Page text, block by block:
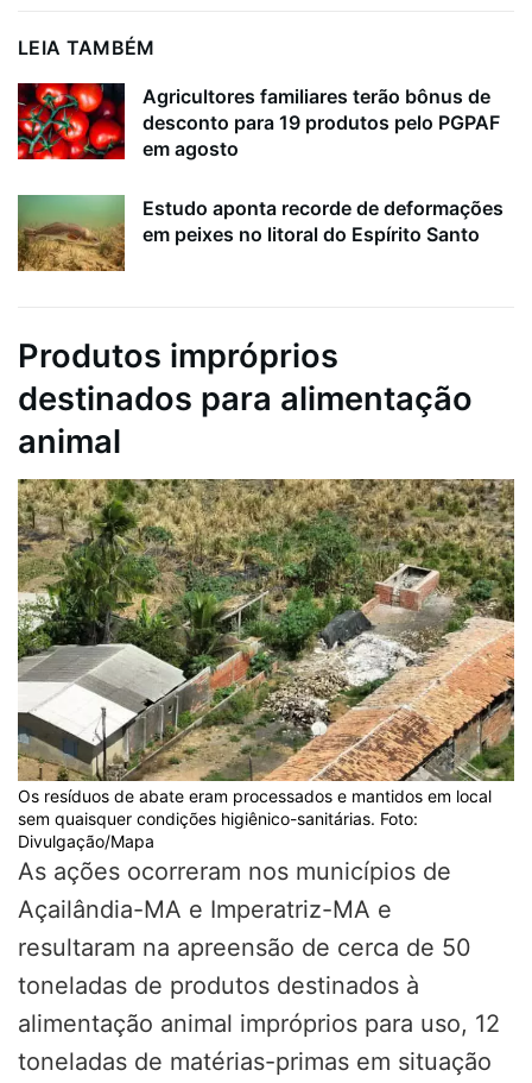
LEIA TAMBÉM
Agricultores familiares terão bônus de
desconto para 19 produtos pelo PGPAF
em agosto
Estudo aponta recorde de deformações
em peixes no litoral do Espírito Santo
Produtos impróprios
destinados para alimentação
animal
Os resíduos de abate eram processados e mantidos em local
sem quaisquer condições higiênico-sanitárias. Foto:
Divulgação/Mapa
As ações ocorreram nos municípios de
Açailândia-MA e Imperatriz-MA e
resultaram na apreensão de cerca de 50
toneladas de produtos destinados à
alimentação animal impróprios para uso, 12
toneladas de matérias-primas em situação